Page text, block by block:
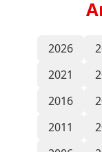
2026
2021
2016
2011